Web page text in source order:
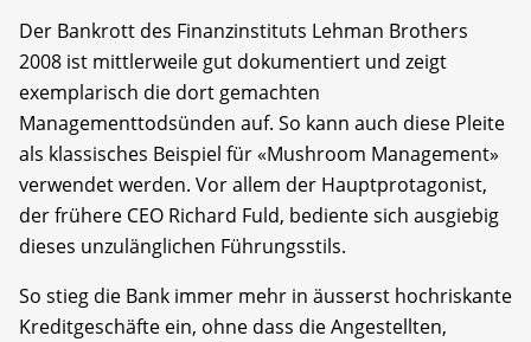
Der Bankrott des Finanzinstituts Lehman Brothers
2008 ist mittlerweile gut dokumentiert und zeigt
exemplarisch die dort gemachten
Managementtodsünden auf. So kann auch diese Pleite
als klassisches Beispiel für «Mushroom Management»
verwendet werden. Vor allem der Hauptprotagonist,
der frühere CEO Richard Fuld, bediente sich ausgiebig
dieses unzulänglichen Führungsstils.
So stieg die Bank immer mehr in äusserst hochriskante
Kreditgeschäfte ein, ohne dass die Angestellten,